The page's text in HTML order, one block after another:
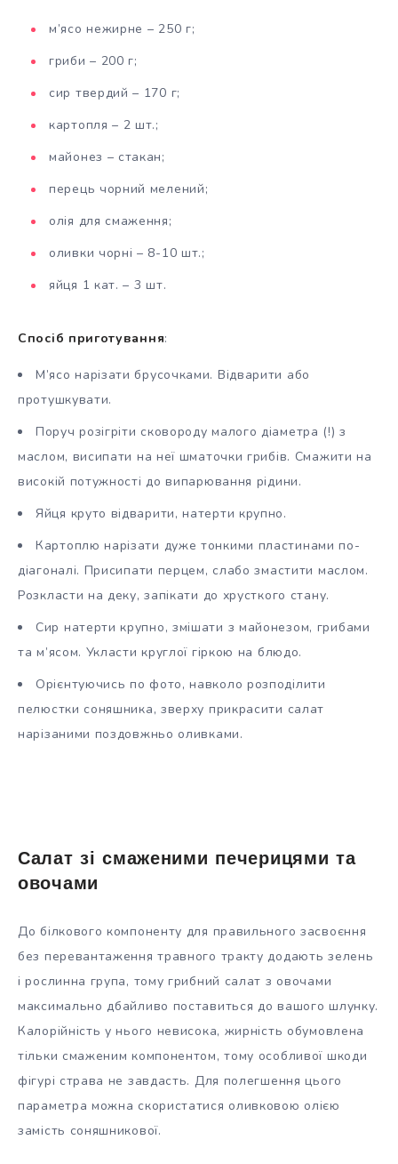
м’ясо нежирне – 250 г;
гриби – 200 г;
сир твердий – 170 г;
картопля – 2 шт.;
майонез – стакан;
перець чорний мелений;
олія для смаження;
оливки чорні – 8-10 шт.;
яйця 1 кат. – 3 шт.
Спосіб приготування:
М’ясо нарізати брусочками. Відварити або
протушкувати.
Поруч розігріти сковороду малого діаметра (!) з
маслом, висипати на неї шматочки грибів. Смажити на
високій потужності до випарювання рідини.
Яйця круто відварити, натерти крупно.
Картоплю нарізати дуже тонкими пластинами по-
діагоналі. Присипати перцем, слабо змастити маслом.
Розкласти на деку, запікати до хрусткого стану.
Сир натерти крупно, змішати з майонезом, грибами
та м’ясом. Укласти круглої гіркою на блюдо.
Орієнтуючись по фото, навколо розподілити
пелюстки соняшника, зверху прикрасити салат
нарізаними поздовжньо оливками.
Салат зі смаженими печерицями та
овочами
До білкового компоненту для правильного засвоєння
без перевантаження травного тракту додають зелень
і рослинна група, тому грибний салат з овочами
максимально дбайливо поставиться до вашого шлунку.
Калорійність у нього невисока, жирність обумовлена
тільки смаженим компонентом, тому особливої шкоди
фігурі страва не завдасть. Для полегшення цього
параметра можна скористатися оливковою олією
замість соняшникової.